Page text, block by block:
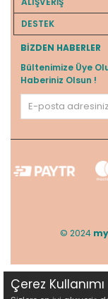
DESTEK
BIZDEN HABERLER
Bültenimize Üye
Haberiniz Olsun !
© 2024
Çerez Kullanımı